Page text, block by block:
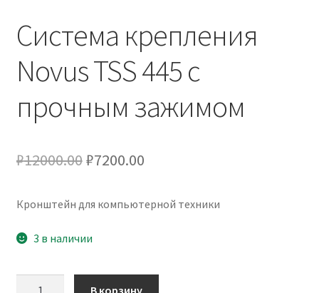
Система крепления
Novus TSS 445 с
прочным зажимом
₽12000.00Первоначальная
составляла
₽12000.00.
₽7200.00Текущая
₽7200.00.
Кронштейн для компьютерной техники
3 в наличии